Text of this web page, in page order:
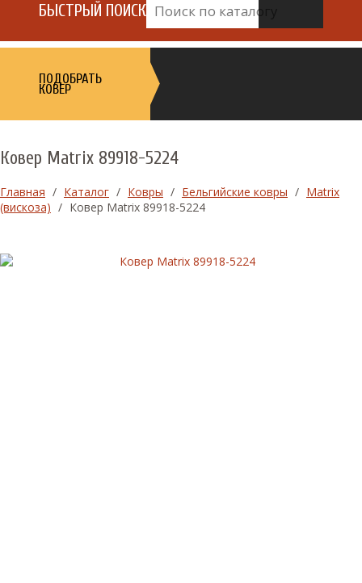
БЫСТРЫЙ ПОИСК
ПОДОБРАТЬ
КОВЕР
Ковер Matrix 89918-5224
Главная / Каталог / Ковры / Бельгийские ковры / Matrix
(вискоза) / Ковер Matrix 89918-5224